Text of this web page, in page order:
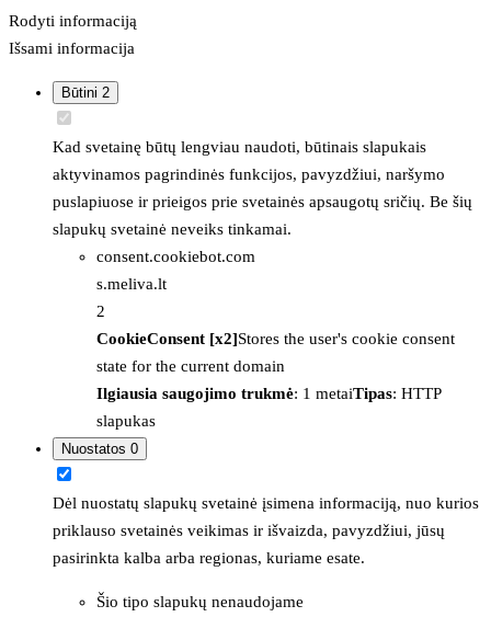
Rodyti informaciją
Išsami informacija
Būtini 2
Kad svetainę būtų lengviau naudoti, būtinais slapukais
aktyvinamos pagrindinės funkcijos, pavyzdžiui, naršymo
puslapiuose ir prieigos prie svetainės apsaugotų sričių. Be šių
slapukų svetainė neveiks tinkamai.
consent.cookiebot.com
s.meliva.lt
2
CookieConsent [x2]Stores the user's cookie consent
state for the current domain
Ilgiausia saugojimo trukmė: 1 metaiTipas: HTTP
slapukas
Nuostatos 0
Dėl nuostatų slapukų svetainė įsimena informaciją, nuo kurios
priklauso svetainės veikimas ir išvaizda, pavyzdžiui, jūsų
pasirinkta kalba arba regionas, kuriame esate.
Šio tipo slapukų nenaudojame